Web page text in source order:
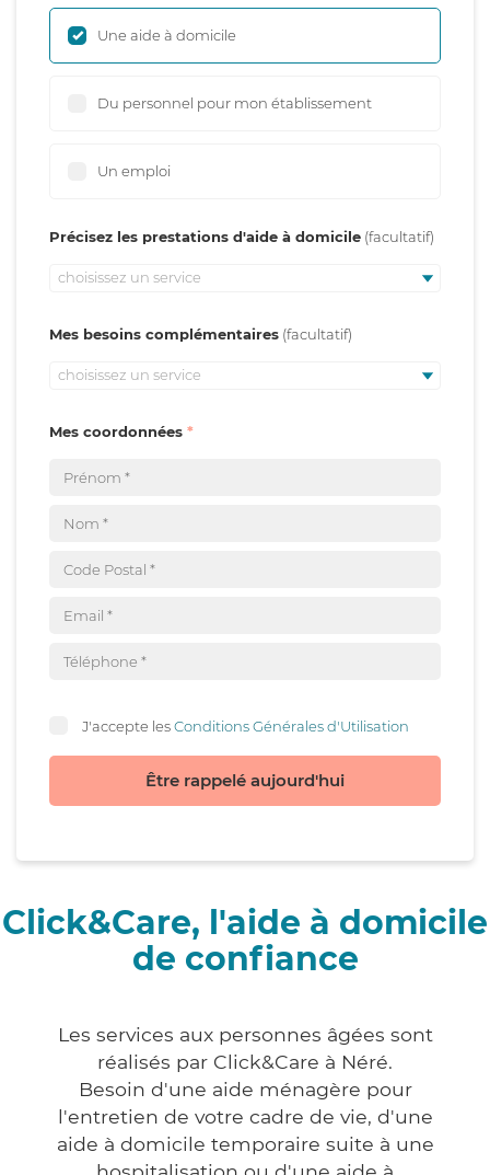
Une aide à domicile
Du personnel pour mon établissement
Un emploi
Précisez les prestations d'aide à domicile
choisissez un service
Mes besoins complémentaires
choisissez un service
Mes coordonnées
J'accepte lesConditions Générales d'Utilisation
Être rappelé aujourd'hui
Click&Care, l'aide à domicile
de confiance
Les services aux personnes âgées sont
réalisés par Click&Care à Néré.
Besoin d'une aide ménagère pour
l'entretien de votre cadre de vie, d'une
aide à domicile temporaire suite à une